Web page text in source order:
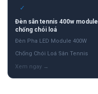
✓
Đèn sân tennis 400w module
chống chói loá
Đèn Pha LED Module 400W
Chống Chói Loá Sân Tennis